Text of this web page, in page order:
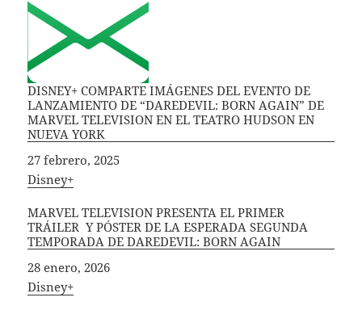
DISNEY+ COMPARTE IMÁGENES DEL EVENTO DE
LANZAMIENTO DE “DAREDEVIL: BORN AGAIN” DE
MARVEL TELEVISION EN EL TEATRO HUDSON EN
NUEVA YORK
Fecha
27 febrero, 2025
In relation to
Disney+
MARVEL TELEVISION PRESENTA EL PRIMER
TRÁILER Y PÓSTER DE LA ESPERADA SEGUNDA
TEMPORADA DE DAREDEVIL: BORN AGAIN
Fecha
28 enero, 2026
In relation to
Disney+